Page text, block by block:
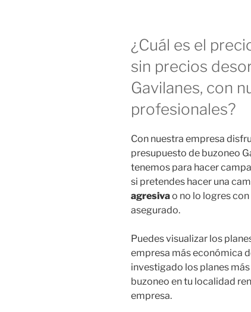
¿Cuál es el
sin precios
Gavilanes, con
profesionales?
Con nuestra empresa
presupuesto de buzoneo
tenemos para hacer
si pretendes hacer una
agresivao no lo logres
asegurado.
Puedes visualizar los
empresa más económica
investigado los planes
buzoneo en tu localidad
empresa.